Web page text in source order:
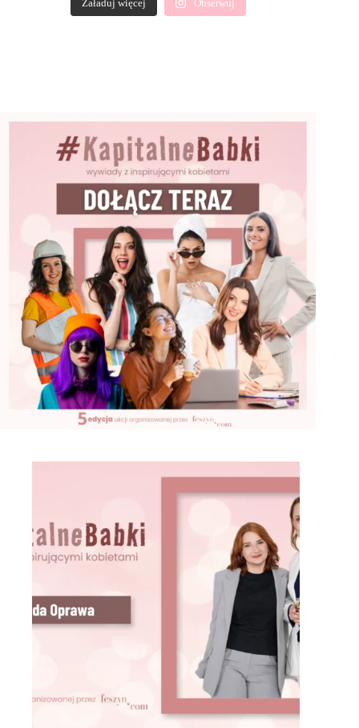
Załaduj więcej Obserwuj